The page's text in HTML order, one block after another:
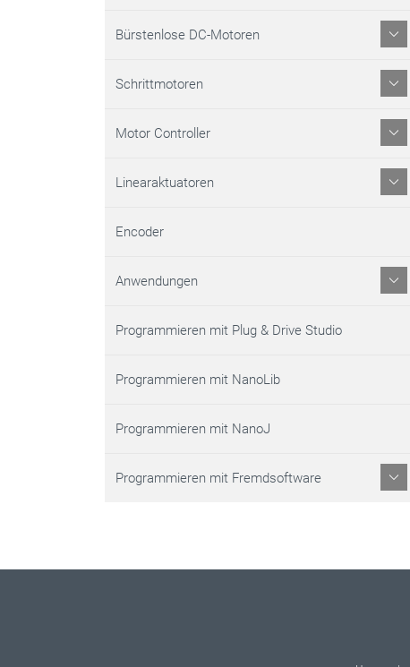
Bürstenlose DC-Motoren
Schrittmotoren
Motor Controller
Linearaktuatoren
Encoder
Anwendungen
Programmieren mit Plug & Drive Studio
Programmieren mit NanoLib
Programmieren mit NanoJ
Programmieren mit Fremdsoftware